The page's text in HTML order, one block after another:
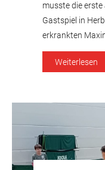
musste die erste
Gastspiel in
erkrankten
Christian Bohn
die Partie zwar
Weiterlesen